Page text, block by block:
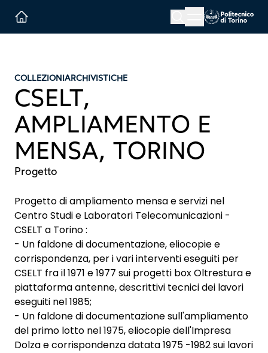
Menu button
COLLEZIONIARCHIVISTICHE
CSELT,
AMPLIAMENTO E
MENSA, TORINO
Progetto
Progetto di ampliamento mensa e servizi nel
Centro Studi e Laboratori Telecomunicazioni -
CSELT a Torino :
- Un faldone di documentazione, eliocopie e
corrispondenza, per i vari interventi eseguiti per
CSELT fra il 1971 e 1977 sui progetti box Oltrestura e
piattaforma antenne, descrittivi tecnici dei lavori
eseguiti nel 1985;
- Un faldone di documentazione sull'ampliamento
del primo lotto nel 1975, eliocopie dell'Impresa
Dolza e corrispondenza datata 1975 -1982 sui lavori